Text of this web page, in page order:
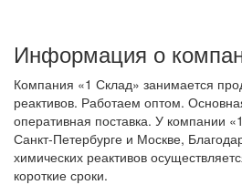
Информация о
Компания «1 Склад» занимается
реактивов. Работаем оптом.
оперативная поставка. У компании
Санкт-Петербурге и Москве,
химических реактивов
короткие сроки.